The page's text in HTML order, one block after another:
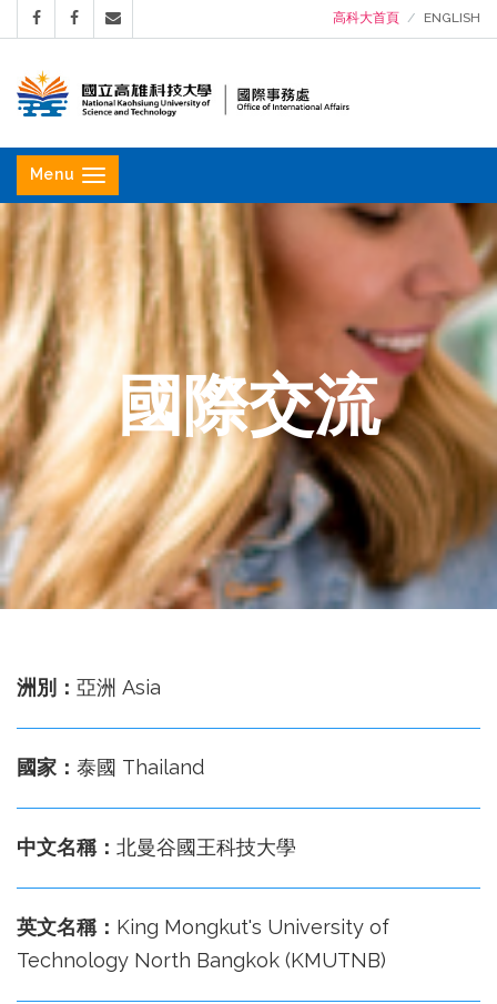
高科大首頁 ENGLISH
立
高
雄
科
技
大
學
國
際
務
處
Menu
國際交流
洲別： 亞洲 Asia
國家： 泰國 Thailand
中文名稱： 北曼谷國王科技大學
英文名稱： King Mongkut's University of
Technology North Bangkok (KMUTNB)